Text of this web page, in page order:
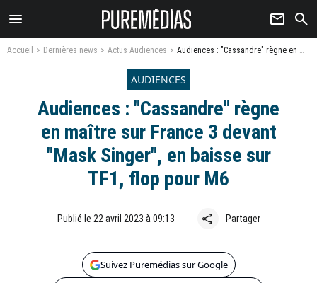
menu newsletter search
Accueil Dernières news Actus Audiences Audiences : "Cassandre" règne en maître sur France 3 devant "Mask Singer", en baisse sur TF1, flop pour M6
AUDIENCES
Audiences : "Cassandre" règne
en maître sur France 3 devant
"Mask Singer", en baisse sur
TF1, flop pour M6
Publié le 22 avril 2023 à 09:13 share Partager
Suivez Puremédias sur Google